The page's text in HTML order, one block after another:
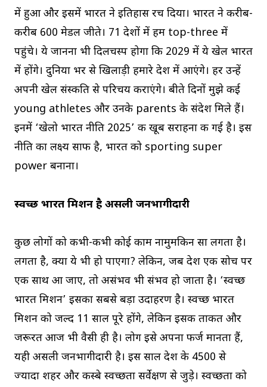
में हुआ और इसमें भारत ने इतिहास रच दिया। भारत ने करीब-
करीब 600 मेडल जीते। 71 देशों में हम top-three में
पहुंचे। ये जानना भी दिलचस्प होगा कि 2029 में ये खेल भारत
में होंगे। दुनिया भर से खिलाड़ी हमारे देश में आएंगे। हर उन्हें
अपनी खेल संस्कति से परिचय कराएंगे। बीते दिनों मुझे कई
young athletes और उनके parents के संदेश मिले हैं।
इनमें ‘खेलो भारत नीति 2025’ की खूब सराहना की गई है। इस
नीति का लक्ष्य साफ है, भारत को sporting super
power बनाना।
स्वच्छ भारत मिशन है असली जनभागीदारी
कुछ लोगों को कभी-कभी कोई काम नामुमकिन सा लगता है।
लगता है, क्या ये भी हो पाएगा? लेकिन, जब देश एक सोच पर
एक साथ आ जाए, तो असंभव भी संभव हो जाता है। ‘स्वच्छ
भारत मिशन’ इसका सबसे बड़ा उदाहरण है। स्वच्छ भारत
मिशन को जल्द 11 साल पूरे होंगे, लेकिन इसकी ताकत और
जरूरत आज भी वैसी ही है। लोग इसे अपना फर्ज मानता हैं,
यही असली जनभागीदारी है। इस साल देश के 4500 से
ज्यादा शहर और कस्बे स्वच्छता सर्वेक्षण से जुड़े। स्वच्छता को